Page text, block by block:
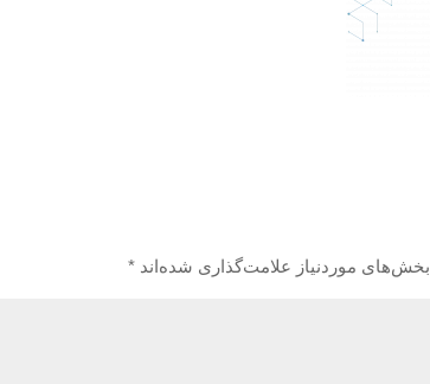
بخش‌های موردنیاز علامت‌گذاری شده‌اند*